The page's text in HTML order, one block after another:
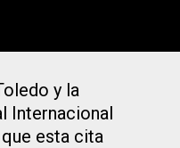
y la
Internacional
esta cita